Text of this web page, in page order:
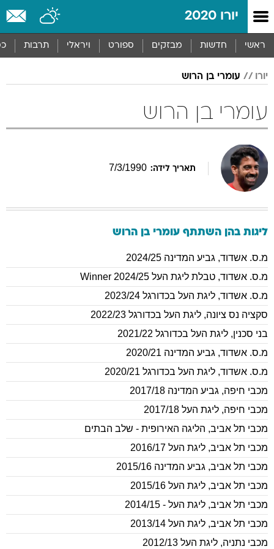
יורו 2020
ראשי חדשות מבזקים ספורט ויראלי תרבות
יורו עומרי בן הרוש
עומרי בן הרוש
תאריך לידה: 7/3/1990
ליגות בהן השתתף עומרי בן הרוש
מ.ס. אשדוד, גביע המדינה 2024/25
מ.ס. אשדוד, טבלת ליגת העל Winner 2024/25
מ.ס. אשדוד, ליגת העל בכדורגל 2023/24
סקציה נס ציונה, ליגת העל בכדורגל 2022/23
בני סכנין, ליגת העל בכדורגל 2021/22
מ.ס. אשדוד, גביע המדינה 2020/21
מ.ס. אשדוד, ליגת העל בכדורגל 2020/21
מכבי חיפה, גביע המדינה 2017/18
מכבי חיפה, ליגת העל 2017/18
מכבי תל אביב, הליגה האירופית - שלב הבתים
מכבי תל אביב, ליגת העל 2016/17
מכבי תל אביב, גביע המדינה 2015/16
מכבי תל אביב, ליגת העל 2015/16
מכבי תל אביב, ליגת העל - 2014/15
מכבי תל אביב, ליגת העל 2013/14
מכבי נתניה, ליגת העל 2012/13